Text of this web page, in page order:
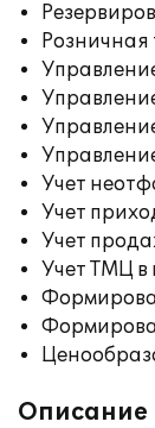
Розничная
Учет
Учет
Учет
Учет ТМЦ в
Описание